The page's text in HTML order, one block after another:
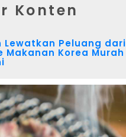
Konten
Lewatkan Peluang dari
Makanan Korea Murah